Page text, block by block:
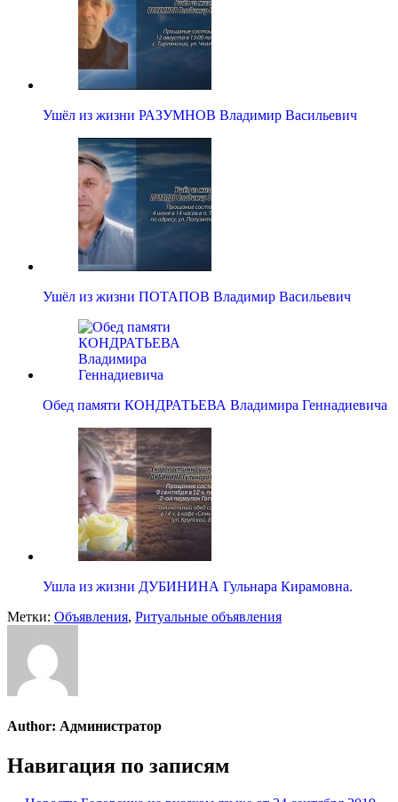
Ушёл из жизни РАЗУМНОВ Владимир Васильевич
Ушёл из жизни ПОТАПОВ Владимир Васильевич
Обед памяти КОНДРАТЬЕВА Владимира Геннадиевича
Ушла из жизни ДУБИНИНА Гульнара Кирамовна.
Метки: Объявления, Ритуальные объявления
Author: Администратор
Навигация по записям